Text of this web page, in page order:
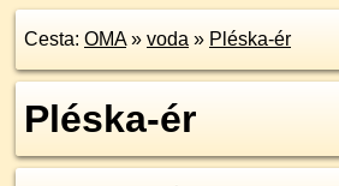
Cesta: OMA» voda » Pléska-ér
Pléska-ér